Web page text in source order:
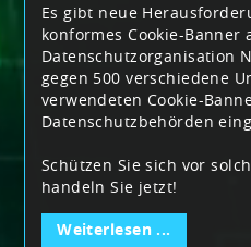
Es gibt neue
konformes Cookie-Banner
Datenschutzorganisation
gegen 500 verschiedene
verwendeten Cookie-
Datenschutzbehörden
Schützen Sie sich vor
handeln Sie jetzt!
Weiterlesen ...